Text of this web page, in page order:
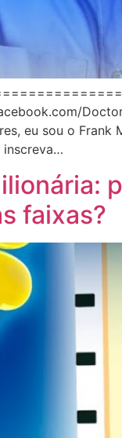
eu sou o
inscreva…
faixas?